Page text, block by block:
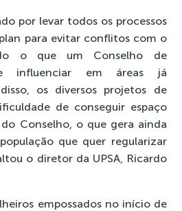
por levar todos os processos
para evitar conflitos com o
o que um Conselho de
influenciar em áreas já
os diversos projetos de
de conseguir espaço
Conselho, o que gera ainda
que quer regularizar
o diretor da UPSA, Ricardo
empossados no início de